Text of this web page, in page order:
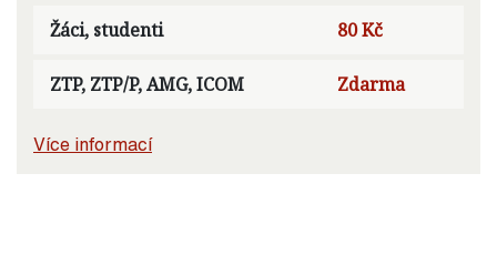
Žáci, studenti 80 Kč
ZTP, ZTP/P, AMG, ICOM Zdarma
Více informací